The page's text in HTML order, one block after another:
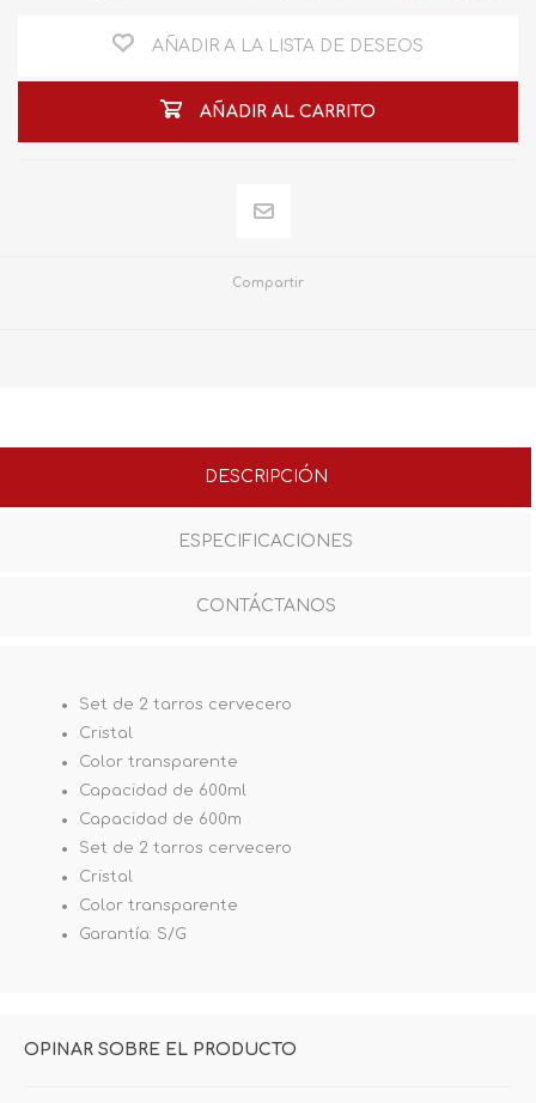
AÑADIR A LA LISTA DE DESEOS
AÑADIR AL CARRITO
Compartir
DESCRIPCIÓN
ESPECIFICACIONES
CONTÁCTANOS
Set de 2 tarros cervecero
Cristal
Color transparente
Capacidad de 600ml
Capacidad de 600m
Set de 2 tarros cervecero
Cristal
Color transparente
Garantía: S/G
OPINAR SOBRE EL PRODUCTO